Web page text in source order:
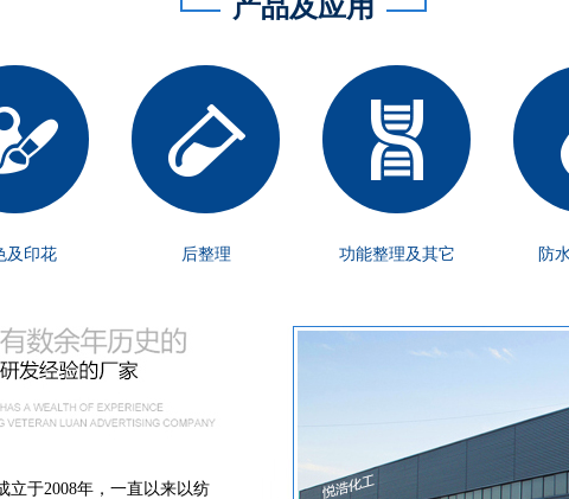
产品及应用
及印花 后整理 功能整理及其它 防
立于2008年，一直以来以纺